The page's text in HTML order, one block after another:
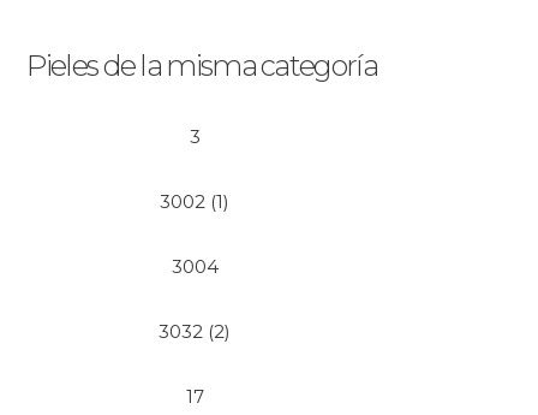
Pieles de la misma categoría
3
3002 (1)
3004
3032 (2)
17